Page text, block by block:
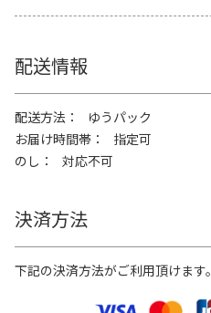
配送情報
配送方法
ゆうパック
お届け時間帯
指定可
のし
対応不可
決済方法
下記の決済方法がご利用頂けます。